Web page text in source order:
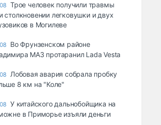
Трое человек получили травмы
столкновении легковушки и двух
в Могилеве
Во Фрунзенском районе
МАЗ протаранил Lada Vesta
Лобовая авария собрала пробку
8 км на "Коле"
У китайского дальнобойщика на
в Приморье изъяли деньги